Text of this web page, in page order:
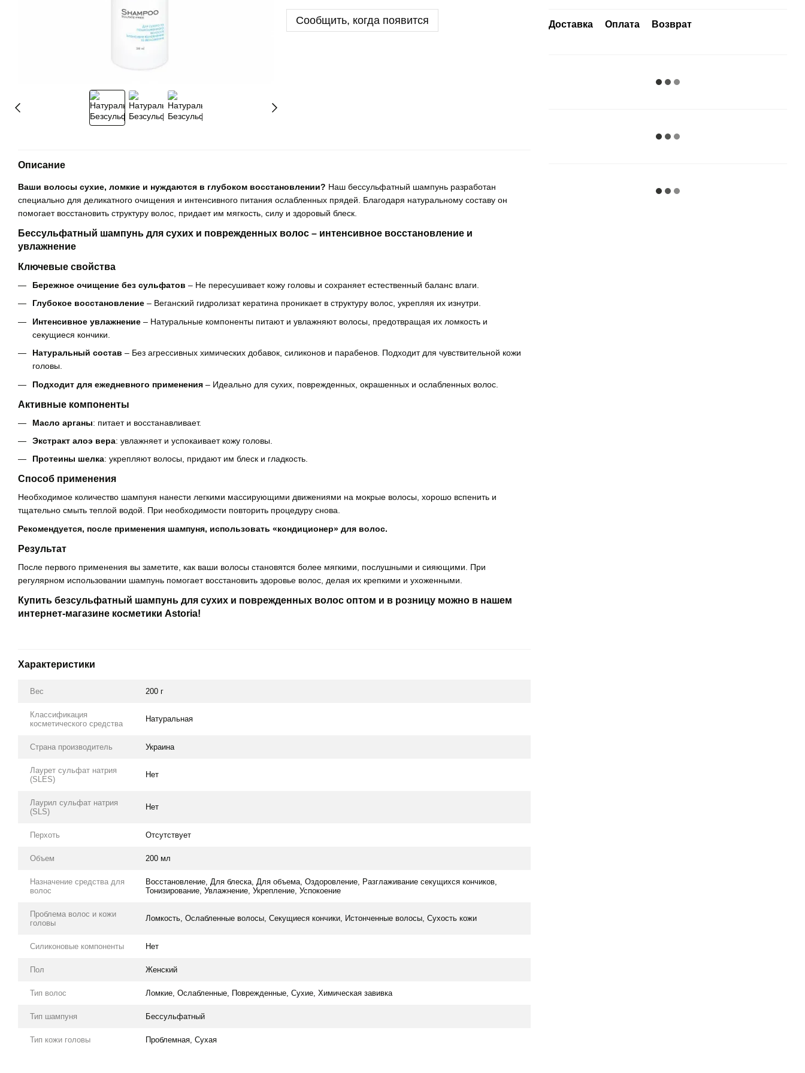
Сообщить, когда появится Доставка Оплата Возврат
Описание
Ваши волосы сухие, ломкие и нуждаются в глубоком восстановлении? Наш бессульфатный шампунь разработан
специально для деликатного очищения и интенсивного питания ослабленных прядей. Благодаря натуральному составу он
помогает восстановить структуру волос, придает им мягкость, силу и здоровый блеск.
Бессульфатный шампунь для сухих и поврежденных волос – интенсивное восстановление и
увлажнение
Ключевые свойства
Бережное очищение без сульфатов – Не пересушивает кожу головы и сохраняет естественный баланс влаги.
Глубокое восстановление – Веганский гидролизат кератина проникает в структуру волос, укрепляя их изнутри.
Интенсивное увлажнение – Натуральные компоненты питают и увлажняют волосы, предотвращая их ломкость и
секущиеся кончики.
Натуральный состав – Без агрессивных химических добавок, силиконов и парабенов. Подходит для чувствительной кожи
головы.
Подходит для ежедневного применения – Идеально для сухих, поврежденных, окрашенных и ослабленных волос.
Активные компоненты
Масло арганы: питает и восстанавливает.
Экстракт алоэ вера: увлажняет и успокаивает кожу головы.
Протеины шелка: укрепляют волосы, придают им блеск и гладкость.
Способ применения
Необходимое количество шампуня нанести легкими массирующими движениями на мокрые волосы, хорошо вспенить и
тщательно смыть теплой водой. При необходимости повторить процедуру снова.
Рекомендуется, после применения шампуня, использовать «кондиционер» для волос.
Результат
После первого применения вы заметите, как ваши волосы становятся более мягкими, послушными и сияющими. При
регулярном использовании шампунь помогает восстановить здоровье волос, делая их крепкими и ухоженными.
Купить безсульфатный шампунь для сухих и поврежденных волос оптом и в розницу можно в нашем
интернет-магазине косметики Astoria!
Характеристики
Вес 200 г
Классификация
косметического средства
Натуральная
Страна производитель Украина
Лаурет сульфат натрия
(SLES)
Нет
Лаурил сульфат натрия
(SLS)
Нет
Перхоть Отсутствует
Объем 200 мл
Назначение средства для
волос
Восстановление, Для блеска, Для объема, Оздоровление, Разглаживание секущихся кончиков,
Тонизирование, Увлажнение, Укрепление, Успокоение
Проблема волос и кожи
головы
Ломкость, Ослабленные волосы, Секущиеся кончики, Истонченные волосы, Сухость кожи
Силиконовые компоненты Нет
Пол Женский
Тип волос Ломкие, Ослабленные, Поврежденные, Сухие, Химическая завивка
Тип шампуня Бессульфатный
Тип кожи головы Проблемная, Сухая